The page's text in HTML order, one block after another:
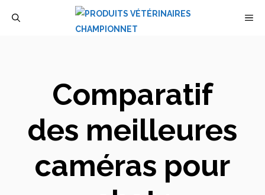
Comparatif
des meilleures
caméras pour